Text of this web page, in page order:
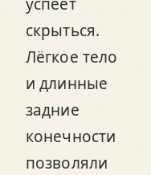
скрыться.
Лёгкое тело
и длинные
задние
конечности
позволяли